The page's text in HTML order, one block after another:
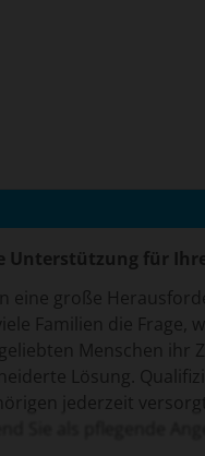
Unterstützung für
eine große
Familien die
Menschen ihr
Lösung.
jederzeit